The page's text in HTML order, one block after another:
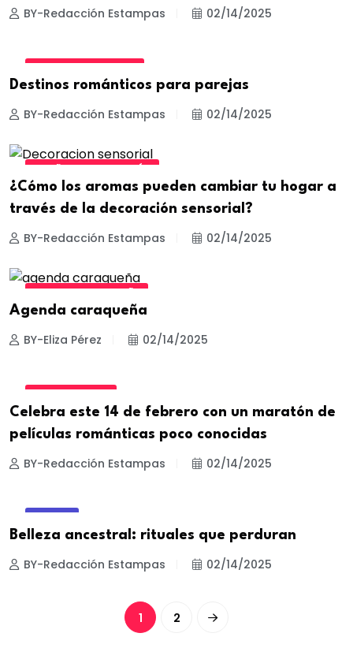
BY-Redacción Estampas 02/14/2025
Destinos románticos para parejas
BY-Redacción Estampas 02/14/2025
DISEÑO Y DECORACIÓN
¿Cómo los aromas pueden cambiar tu hogar a
través de la decoración sensorial?
BY-Redacción Estampas 02/14/2025
AGENDA CARAQUEÑA
Agenda caraqueña
BY-Eliza Pérez 02/14/2025
Celebra este 14 de febrero con un maratón de
películas románticas poco conocidas
BY-Redacción Estampas 02/14/2025
Belleza ancestral: rituales que perduran
BY-Redacción Estampas 02/14/2025
1 2